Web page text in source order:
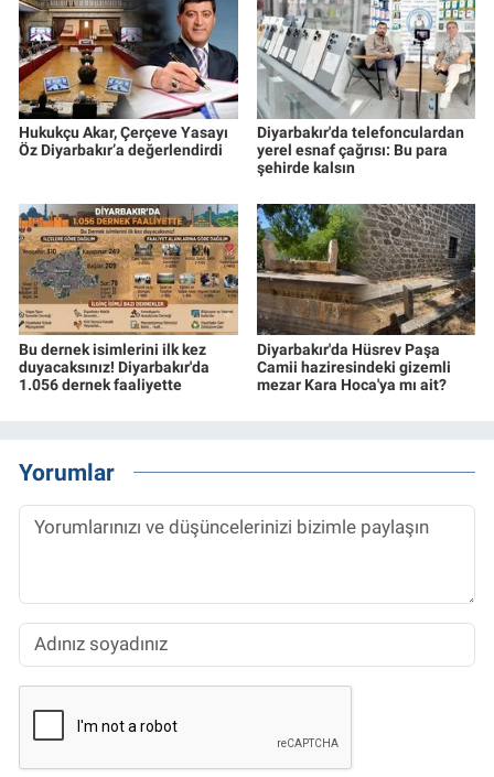
Hukukçu Akar, Çerçeve Yasayı
Öz Diyarbakır’a değerlendirdi
Diyarbakır'da telefonculardan
yerel esnaf çağrısı: Bu para
şehirde kalsın
Bu dernek isimlerini ilk kez
duyacaksınız! Diyarbakır'da
1.056 dernek faaliyette
Diyarbakır'da Hüsrev Paşa
Camii haziresindeki gizemli
mezar Kara Hoca'ya mı ait?
Yorumlar